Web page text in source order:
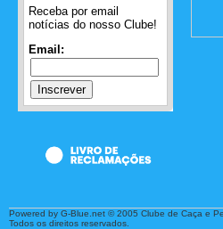
Receba por email
notícias do nosso Clube!
Email:
Powered by G-Blue.net © 2005 Clube de Caça e
Todos os direitos reservados.